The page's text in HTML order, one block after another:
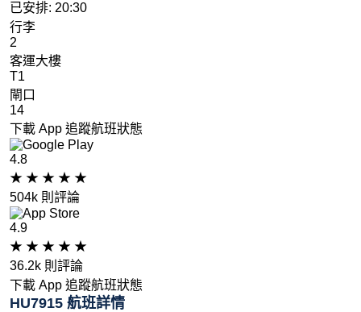
已安排: 20:30
行李
2
客運大樓
T1
閘口
14
下載 App 追蹤航班狀態
4.8
★ ★ ★ ★ ★
504k 則評論
4.9
★ ★ ★ ★ ★
36.2k 則評論
下載 App 追蹤航班狀態
HU7915 航班詳情